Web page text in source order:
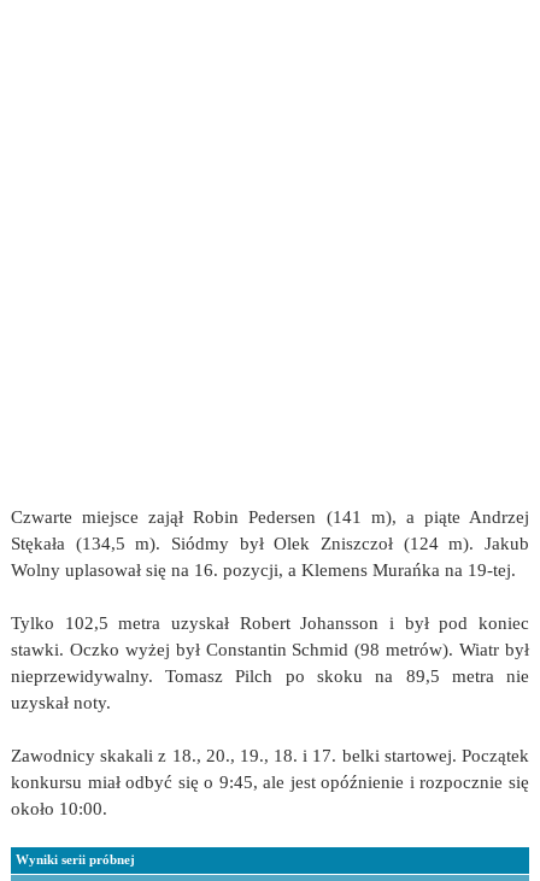
Czwarte miejsce zajął Robin Pedersen (141 m), a piąte Andrzej
Stękała (134,5 m). Siódmy był Olek Zniszczoł (124 m). Jakub
Wolny uplasował się na 16. pozycji, a Klemens Murańka na 19-tej.
Tylko 102,5 metra uzyskał Robert Johansson i był pod koniec
stawki. Oczko wyżej był Constantin Schmid (98 metrów). Wiatr był
nieprzewidywalny. Tomasz Pilch po skoku na 89,5 metra nie
uzyskał noty.
Zawodnicy skakali z 18., 20., 19., 18. i 17. belki startowej. Początek
konkursu miał odbyć się o 9:45, ale jest opóźnienie i rozpocznie się
około 10:00.
Wyniki serii próbnej